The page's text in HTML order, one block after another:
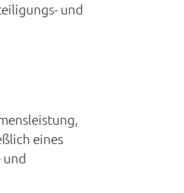
und
eines
und